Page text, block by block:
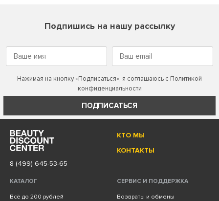
Подпишись на нашу рассылку
Нажимая на кнопку «Подписаться», я соглашаюсь с Политикой
конфиденциальности
ПОДПИСАТЬСЯ
КТО МЫ
КОНТАКТЫ
8 (499) 645-53-65
КАТАЛОГ
Всё до 200 рублей
СЕРВИС И ПОДДЕРЖКА
Возвраты и обмены